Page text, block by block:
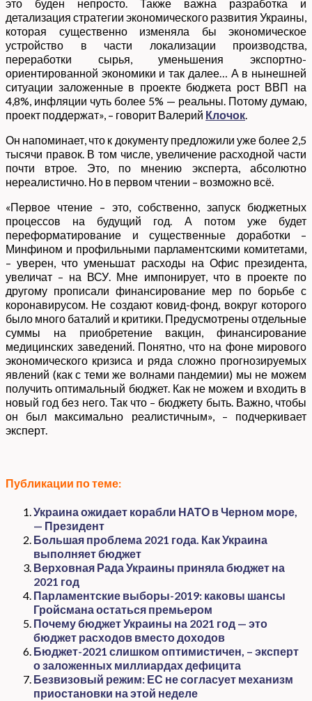
это буден непросто. Также важна разработка и
детализация стратегии экономического развития Украины,
которая существенно изменяла бы экономическое
устройство в части локализации производства,
переработки сырья, уменьшения экспортно-
ориентированной экономики и так далее… А в нынешней
ситуации заложенные в проекте бюджета рост ВВП на
4,8%, инфляции чуть более 5% — реальны. Потому думаю,
проект поддержат», – говорит Валерий Клочок
Он напоминает, что к документу предложили уже более 2,5
тысячи правок. В том числе, увеличение расходной части
почти втрое. Это, по мнению эксперта, абсолютно
нереалистично. Но в первом чтении – возможно всё.
«Первое чтение – это, собственно, запуск бюджетных
процессов на будущий год. А потом уже будет
переформатирование и существенные доработки –
Минфином и профильными парламентскими комитетами,
– уверен, что уменьшат расходы на Офис президента,
увеличат – на ВСУ. Мне импонирует, что в проекте по
другому прописали финансирование мер по борьбе с
коронавирусом. Не создают ковид-фонд, вокруг которого
было много баталий и критики. Предусмотрены отдельные
суммы на приобретение вакцин, финансирование
медицинских заведений. Понятно, что на фоне мирового
экономического кризиса и ряда сложно прогнозируемых
явлений (как с теми же волнами пандемии) мы не можем
получить оптимальный бюджет. Как не можем и входить в
новый год без него. Так что – бюджету быть. Важно, чтобы
он был максимально реалистичным», – подчеркивает
эксперт.
Публикации по теме:
Украина ожидает корабли НАТО в Черном море,
— Президент
Большая проблема 2021 года. Как Украина
выполняет бюджет
Верховная Рада Украины приняла бюджет на
2021 год
Парламентские выборы-2019: каковы шансы
Гройсмана остаться премьером
Почему бюджет Украины на 2021 год — это
бюджет расходов вместо доходов
Бюджет-2021 слишком оптимистичен, – эксперт
о заложенных миллиардах дефицита
Безвизовый режим: ЕС не согласует механизм
приостановки на этой неделе